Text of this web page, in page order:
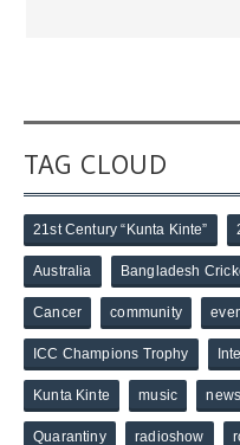
TAG CLOUD
21st Century “Kunta Kinte”
Australia Bangladesh
Cancer community
ICC Champions Trophy
Kunta Kinte music news
Quarantiny radioshow